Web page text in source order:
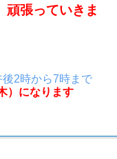
頑張っていきま
2時から7時まで
）になります